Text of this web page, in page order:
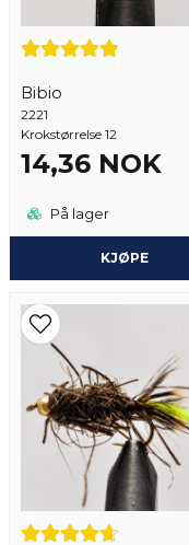
Bibio
2221
Krokstørrelse 12
14,36 NOK
På lager
KJØPE
Hans
Hans
2 år siden
Hans
2 år siden